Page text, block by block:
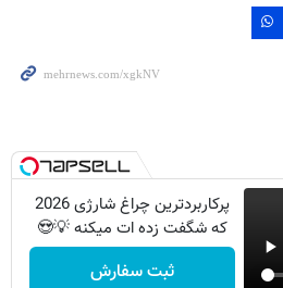
پرکاربردترین چراغ شارژی 2026
که شگفت زده ات میکنه 💡😍
ثبت سفارش